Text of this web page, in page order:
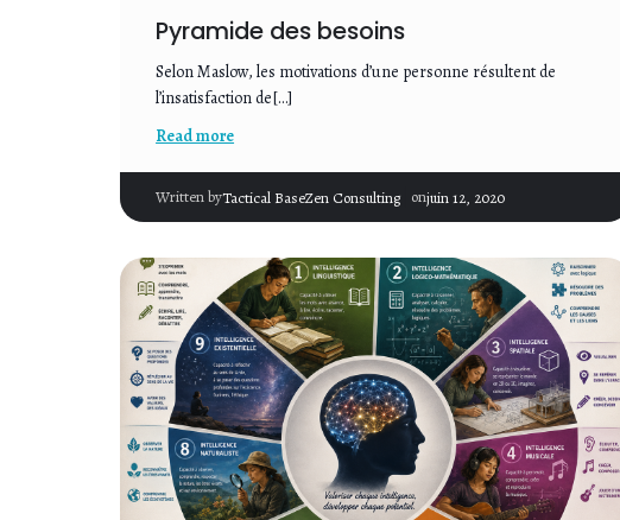
Pyramide des besoins
Selon Maslow, les motivations d’une personne résultent de
l’insatisfaction de[…]
Read more
Written byTactical BaseZen Consulting onjuin 12, 2020